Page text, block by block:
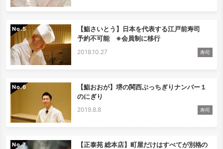
No.
【鮨さいとう】日本を代表する江戸前寿司
予約不可能 ※会員制に移行
2018.10.27 寿司
No.
【鮨おおが】堺の関西ぶっちぎりナンバー１
のにぎり
2019.8.8 寿司
No.
【正泰苑 総本店】町屋だけはすべてが別格の